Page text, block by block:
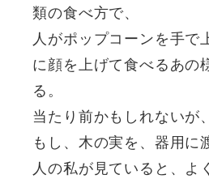
類の食べ方で、
人がポップコーンを手で
に顔を上げて食べるあの
る。
当たり前かもしれないが
もし、木の実を、器用に
人の私が見ていると、よ